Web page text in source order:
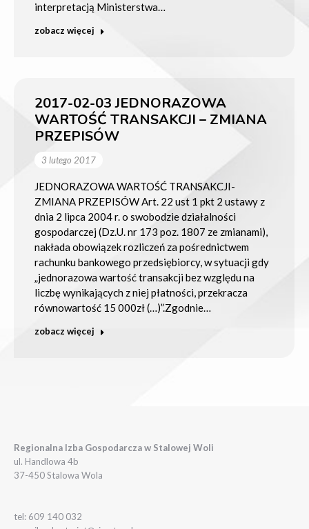
interpretacją Ministerstwa…
zobacz więcej
2017-02-03 JEDNORAZOWA
WARTOŚĆ TRANSAKCJI – ZMIANA
PRZEPISÓW
3 lutego 2017
JEDNORAZOWA WARTOŚĆ TRANSAKCJI-
ZMIANA PRZEPISÓW Art. 22 ust 1 pkt 2 ustawy z
dnia 2 lipca 2004 r. o swobodzie działalności
gospodarczej (Dz.U. nr 173 poz. 1807 ze zmianami),
nakłada obowiązek rozliczeń za pośrednictwem
rachunku bankowego przedsiębiorcy, w sytuacji gdy
„jednorazowa wartość transakcji bez względu na
liczbę wynikających z niej płatności, przekracza
równowartość 15 000zł (…)”.Zgodnie…
zobacz więcej
Regionalna Izba Gospodarcza w Stalowej Woli
ul. Handlowa 4b
37-450 Stalowa Wola
tel: 609 140 032